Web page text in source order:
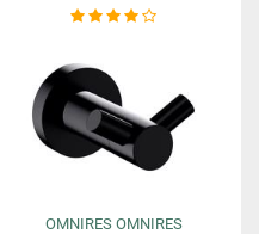
OMNIRES OMNIRES